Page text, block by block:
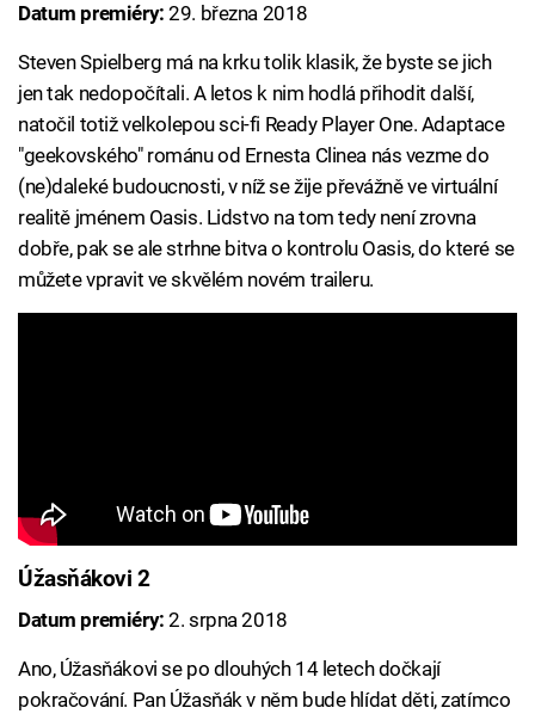
Datum premiéry: 29. března 2018
Steven Spielberg má na krku tolik klasik, že byste se jich
jen tak nedopočítali. A letos k nim hodlá přihodit další,
natočil totiž velkolepou sci-fi Ready Player One. Adaptace
"geekovského" románu od Ernesta Clinea nás vezme do
(ne)daleké budoucnosti, v níž se žije převážně ve virtuální
realitě jménem Oasis. Lidstvo na tom tedy není zrovna
dobře, pak se ale strhne bitva o kontrolu Oasis, do které se
můžete vpravit ve skvělém novém traileru.
Úžasňákovi 2
Datum premiéry: 2. srpna 2018
Ano, Úžasňákovi se po dlouhých 14 letech dočkají
pokračování. Pan Úžasňák v něm bude hlídat děti, zatímco